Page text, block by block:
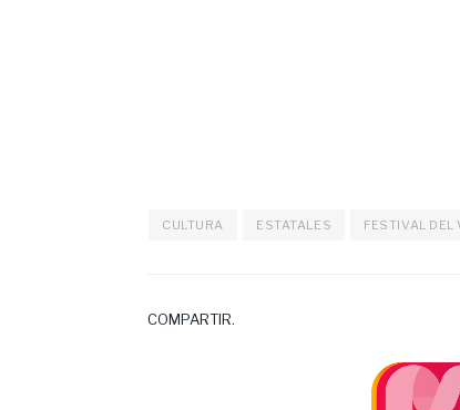
CULTURA ESTATALES FESTIVAL
COMPARTIR.